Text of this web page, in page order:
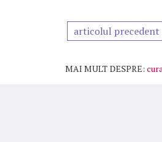
articolul precedent
MAI MULT DESPRE: